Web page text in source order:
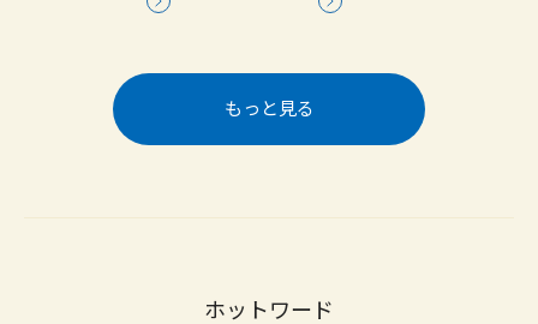
もっと見る
ホットワード